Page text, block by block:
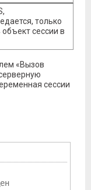
только
сессии в
«Вызов
сессии